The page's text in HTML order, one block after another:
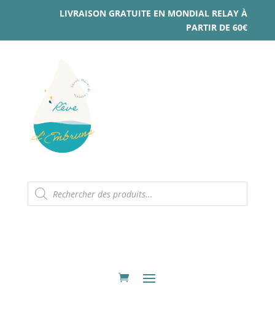
LIVRAISON GRATUITE EN MONDIAL RELAY À
PARTIR DE 60€
Recherche
de
produits